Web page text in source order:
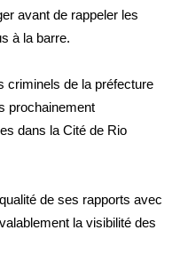
avant de rappeler les
à la barre.
criminels de la préfecture
prochainement
dans la Cité de Rio
de ses rapports avec
la visibilité des